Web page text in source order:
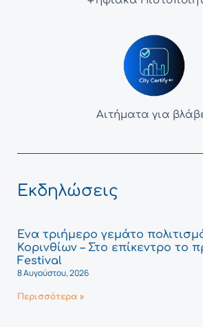
Αιτήματα για
Εκδηλώσεις
Ένα τριήμερο γεμάτο
Κορινθίων – Στο επίκεντρο το
Festival
8 Αυγούστου, 2026
Περισσότερα »